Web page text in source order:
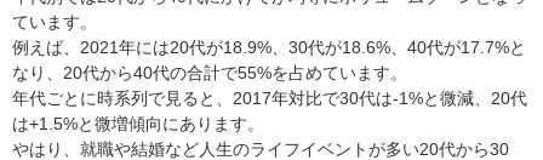
ています。
例えば、2021年には20代が18.9%、30代が18.6%、40代が17.7%と
なり、20代から40代の合計で55%を占めています。
年代ごとに時系列で見ると、2017年対比で30代は-1%と微減、20代
は+1.5%と微増傾向にあります。
やはり、就職や結婚など人生のライフイベントが多い20代から30